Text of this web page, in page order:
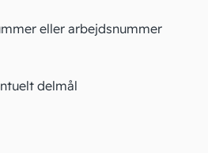
eller arbejdsnummer
delmål